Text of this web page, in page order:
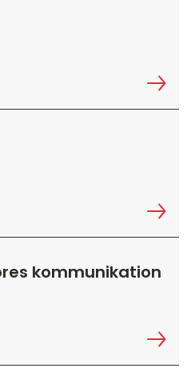
kommunikation